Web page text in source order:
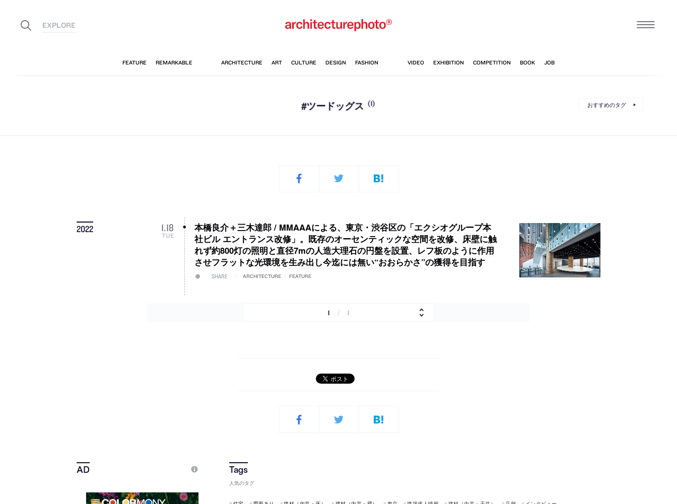
#ツードッグス (1) おすすめのタグ
2022 1.18
TUE
本橋良介＋三木達郎 / MMAAAによる、東京・渋谷区の「エクシオグループ本
社ビル エントランス改修」。既存のオーセンティックな空間を改修、床壁に触
れず約800灯の照明と直径7mの人造大理石の円盤を設置、レフ板のように作用
させフラットな光環境を生み出し今迄には無い“おおらかさ”の獲得を目指す
SHARE ARCHITECTURE FEATURE
1 / 1
人気のタグ